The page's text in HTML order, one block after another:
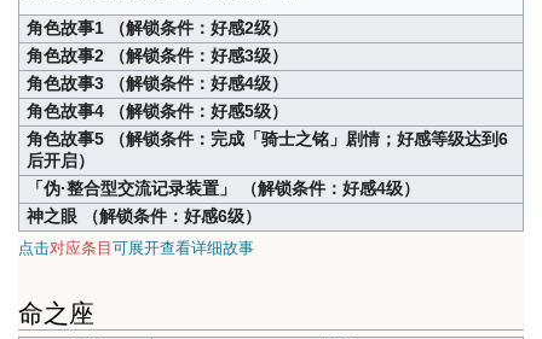
角色故事1 （解锁条件：好感2级）
角色故事2 （解锁条件：好感3级）
角色故事3 （解锁条件：好感4级）
角色故事4 （解锁条件：好感5级）
角色故事5 （解锁条件：完成「骑士之铭」剧情；好感等级达到6
后开启）
「伪·整合型交流记录装置」 （解锁条件：好感4级）
神之眼 （解锁条件：好感6级）
点击对应条目 可展开查看详细故事
命之座